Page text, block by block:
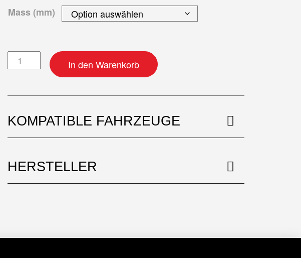
Mass (mm)
Kolben-Kit MengeIn den Warenkorb
KOMPATIBLE FAHRZEUGE
HERSTELLER